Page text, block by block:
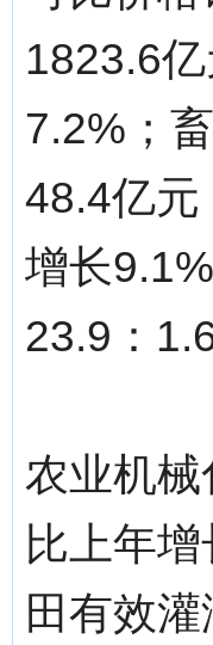
1823.6
7.2%；
48.4亿元
增长
23.9：
农业机
比上年
田有效